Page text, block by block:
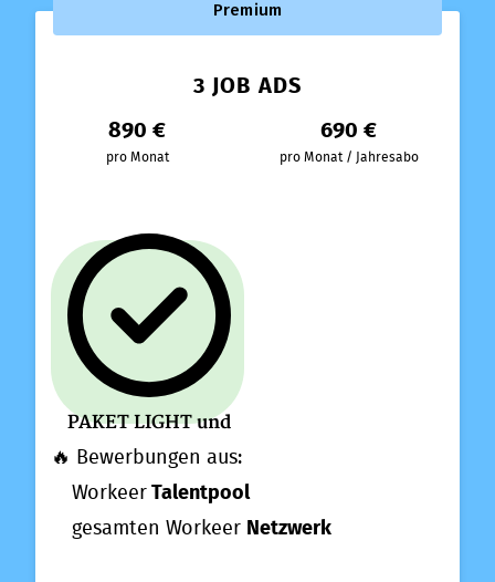
Premium
3 JOB ADS
890 €
pro Monat
690 €
pro Monat / Jahresabo
PAKET LIGHTund
🔥 Bewerbungen aus:
WorkeerTalentpool
gesamten Workeer Netzwerk